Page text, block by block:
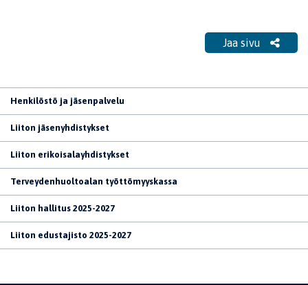
Jaa sivu
Henkilöstö ja jäsenpalvelu
Liiton jäsenyhdistykset
Liiton erikoisalayhdistykset
Terveydenhuoltoalan työttömyyskassa
Liiton hallitus 2025-2027
Liiton edustajisto 2025-2027